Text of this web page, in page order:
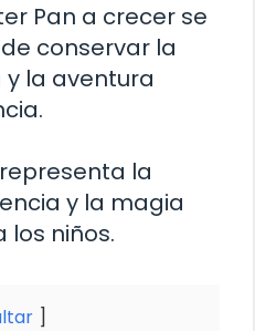
Pan a crecer se
conservar la
la aventura
la
y la magia
los niños.